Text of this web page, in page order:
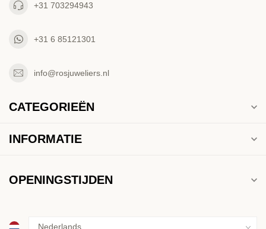
+31 703294943
+31 6 85121301
info@rosjuweliers.nl
CATEGORIEËN
INFORMATIE
OPENINGSTIJDEN